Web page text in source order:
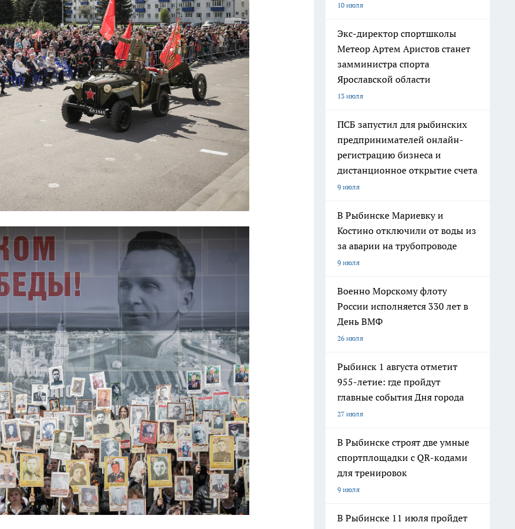
10 июля
Экс-директор спортшколы
Метеор Артем Аристов станет
замминистра спорта
Ярославской области
13 июля
ПСБ запустил для рыбинских
предпринимателей онлайн-
регистрацию бизнеса и
дистанционное открытие счета
9 июля
В Рыбинске Мариевку и
Костино отключили от воды из
за аварии на трубопроводе
9 июля
Военно Морскому флоту
России исполняется 330 лет в
День ВМФ
26 июля
Рыбинск 1 августа отметит
955-летие: где пройдут
главные события Дня города
27 июля
В Рыбинске строят две умные
спортплощадки с QR-кодами
для тренировок
9 июля
В Рыбинске 11 июля пройдет